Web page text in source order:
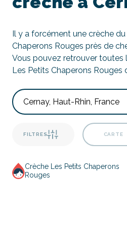
Il y a forcément une crèche
Chaperons Rouges près de
Vous pouvez retrouver toutes
Les Petits Chaperons Rouges
FILTRES CARTE
Crèche Les Petits Chaperons
Rouges